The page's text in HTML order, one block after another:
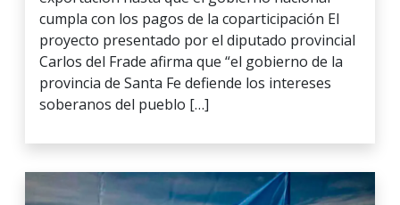
cumpla con los pagos de la coparticipación El
proyecto presentado por el diputado provincial
Carlos del Frade afirma que “el gobierno de la
provincia de Santa Fe defiende los intereses
soberanos del pueblo […]